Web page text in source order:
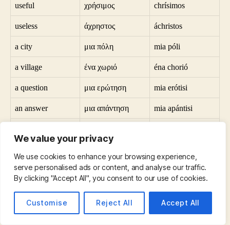
We value your privacy
We use cookies to enhance your browsing experience,
serve personalised ads or content, and analyse our traffic.
By clicking "Accept All", you consent to our use of cookies.
Customise Reject All Accept All
useful χρήσιμος chrísimos
useless άχρηστος áchristos
a city μια πόλη mia póli
a village ένα χωριό éna chorió
a question μια ερώτηση mia erótisi
an answer μια απάντηση mia apántisi
all όλα óla
nothing τίποτα típota